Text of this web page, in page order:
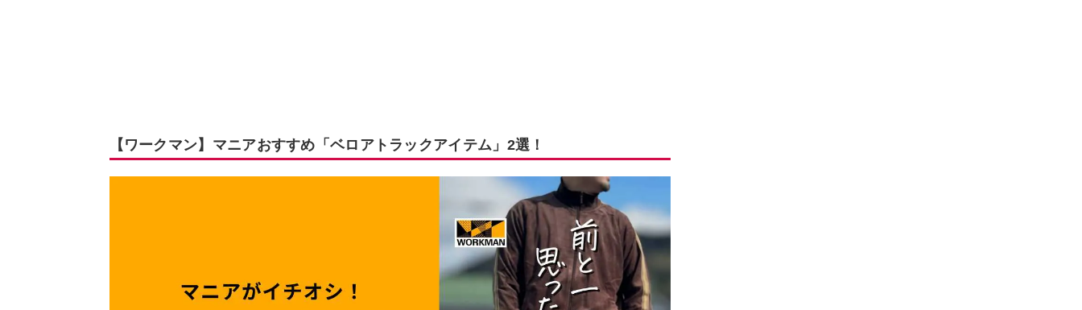
【ワークマン】マニアおすすめ「ベロアトラックアイテム」2選！